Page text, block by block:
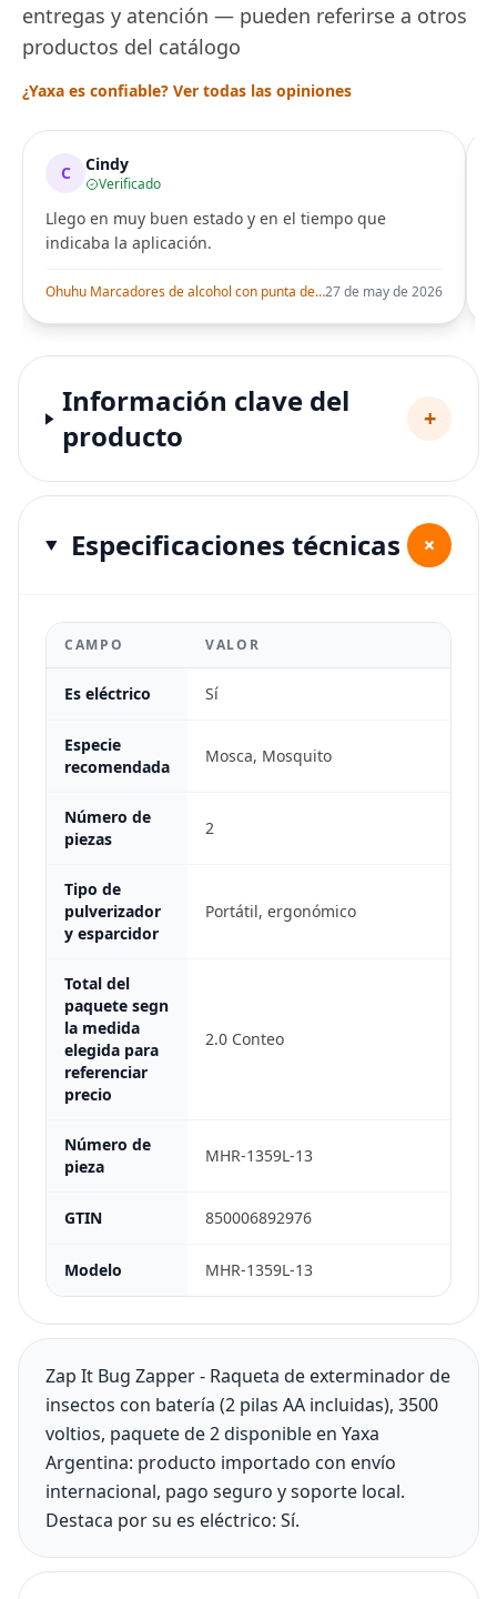
entregas y atención — pueden referirse a otros
productos del catálogo
¿Yaxa es confiable? Ver todas las opiniones
C Cindy
Verificado
Llego en muy buen estado y en el tiempo que
indicaba la aplicación.
Ohuhu Marcadores de alcohol con punta de pincel – Juego de marcadores artísticos de doble punta con certificación AP para artistas adultos27 de may de 2026
Información clave del
producto
+
Especificaciones técnicas +
CAMPO VALOR
Es eléctrico Sí
Especie
recomendada
Mosca, Mosquito
Número de
piezas
2
Tipo de
pulverizador
y esparcidor
Portátil, ergonómico
Total del
paquete segn
la medida
elegida para
referenciar
precio
2.0 Conteo
Número de
pieza
MHR-1359L-13
GTIN 850006892976
Modelo MHR-1359L-13
Zap It Bug Zapper - Raqueta de exterminador de
insectos con batería (2 pilas AA incluidas), 3500
voltios, paquete de 2 disponible en Yaxa
Argentina: producto importado con envío
internacional, pago seguro y soporte local.
Destaca por su es eléctrico: Sí.